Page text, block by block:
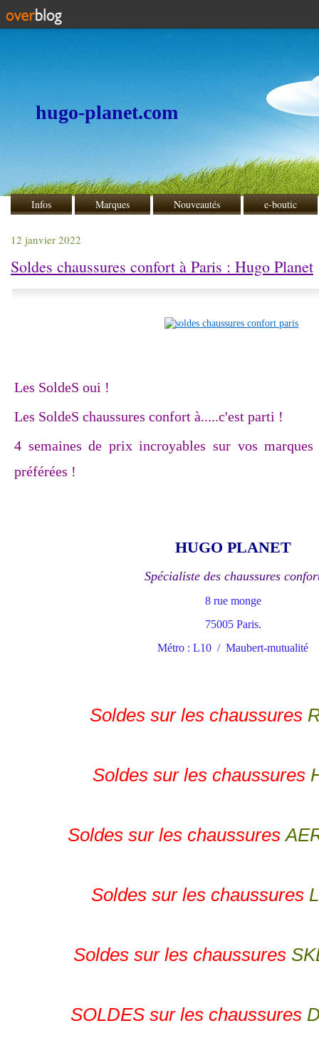
hugo-planet.com
Infos Marques Nouveautés e-boutic
12 janvier 2022
Soldes chaussures confort à Paris : Hugo Planet
Les SoldeS oui !
Les SoldeS chaussures confort à.....c'est parti !
4 semaines de prix incroyables sur vos marques
préférées !
HUGO PLANET
Spécialiste des chaussures
8 rue monge
75005 Paris.
Métro : L10 / Maubert-mutualité
Soldes sur les chaussures
Soldes sur les chaussures
Soldes sur les chaussures
Soldes sur les chaussures
Soldes sur les chaussures
SOLDES sur les chaussures